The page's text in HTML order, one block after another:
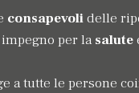
consapevolidelle
per la salute
a tutte le persone